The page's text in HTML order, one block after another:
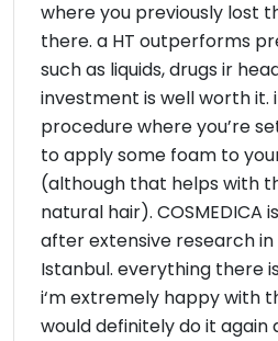
where you previously lost
there. a HT outperforms
such as liquids, drugs ir
investment is well worth it.
procedure where you’re
to apply some foam to
(although that helps with
natural hair). COSMEDICA
after extensive research in
Istanbul. everything there
i‘m extremely happy with
would definitely do it again